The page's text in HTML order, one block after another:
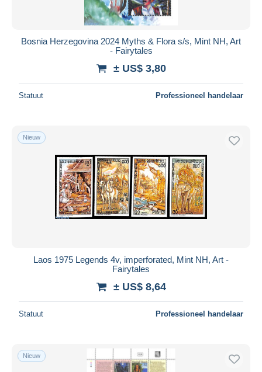
Bosnia Herzegovina 2024 Myths & Flora s/s, Mint NH, Art
- Fairytales
± US$ 3,80
Statuut Professioneel handelaar
Nieuw
Laos 1975 Legends 4v, imperforated, Mint NH, Art -
Fairytales
± US$ 8,64
Statuut Professioneel handelaar
Nieuw